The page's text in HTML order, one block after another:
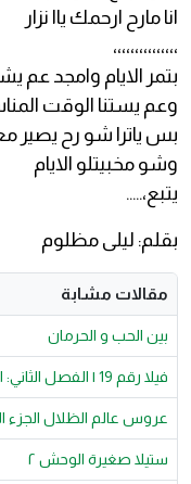
انا مارح ارحمك ياا نزار
،،،،،،،،،،،،،،،
بتمر الايام وامجد عم
وعم يستنا الوقت
بس ياترا شو رح يصير
وشو مخبيتلو الايام
يتبع،.....
بقلم: ليلى مظلوم
مقالات مشابة
بين الحب و الحرمان
فيلا رقم 19 | الفصل الثاني: الغرفة التي لا يجرؤ أحد على فتحها
عروس عالم الظلال الجزء
ستيلا صغيرة الوحش ٢